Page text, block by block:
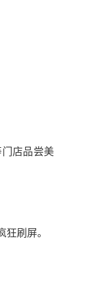
店品尝美
刷屏。